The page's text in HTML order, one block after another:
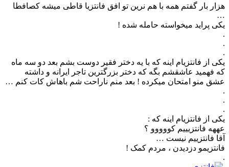
هزار بار گفتم همه با هم نرین تو افق فانتزیا قاطی میشه کصافطا
…
یکی پراید میخواسته حامله شده !
.
.
.
یکی از فانتزیام اینه که با یه دختر فقیر دوست بشم بعد دو سه ماه
که فهمید عاشقشم بگه که دختر بزرگترین تاجر ایرانه و داشته
عشق منو امتحان میکرده ! بعد منم ناراحت شم باهاش کات کنم …
.
.
.
ﯾﮑﯽ ﺍﺯ ﻓﺎﻧﺘﺰﯾﺎﻡ ﺍﯾﻨﻪ ﮐﻪ :
عههه ﻓﺎﻧﺘﺰﯾﯿﯿﻢ ﮐﻮﻭﻭﻭﻭ ؟
ﺁﻗﺎ ﻓﺎﻧﺘﺰﯾﯿﻢ ﻧﯿﺴﺖ …
ﻓﺎﻧﺘﺰﯾﻤﻮ ﺩﺯﺩﯾﺪﻥ ، مردم کمک !
.